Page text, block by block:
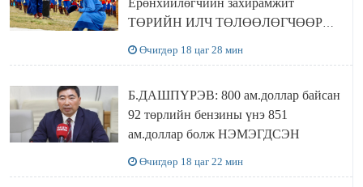
Ерөнхийлөгчийн захирамжит
ТӨРИЙН ИЛЧ ТӨЛӨӨЛӨГЧӨӨР
Өчигдөр 18 цаг 28 мин
Б.ДАШПҮРЭВ: 800 ам.доллар байсан
92 төрлийн бензины үнэ 851
ам.доллар болж НЭМЭГДСЭН
Өчигдөр 18 цаг 22 мин